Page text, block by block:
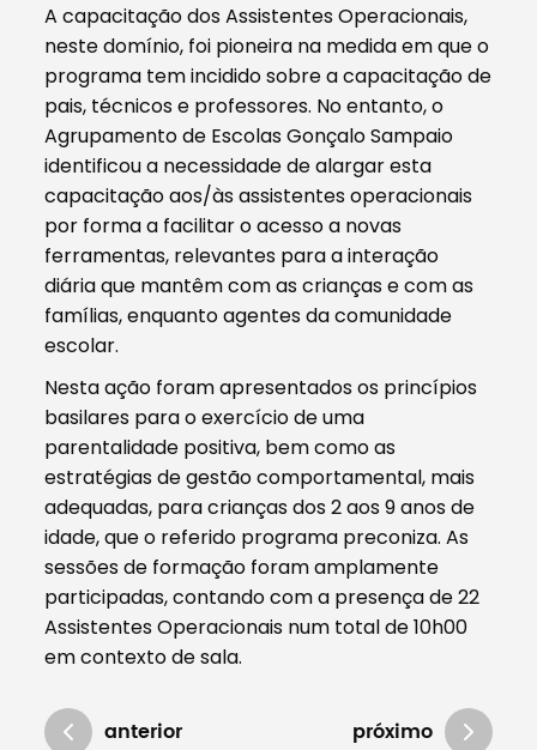
A capacitação dos Assistentes Operacionais,
neste domínio, foi pioneira na medida em que o
programa tem incidido sobre a capacitação de
pais, técnicos e professores. No entanto, o
Agrupamento de Escolas Gonçalo Sampaio
identificou a necessidade de alargar esta
capacitação aos/às assistentes operacionais
por forma a facilitar o acesso a novas
ferramentas, relevantes para a interação
diária que mantêm com as crianças e com as
famílias, enquanto agentes da comunidade
escolar.
Nesta ação foram apresentados os princípios
basilares para o exercício de uma
parentalidade positiva, bem como as
estratégias de gestão comportamental, mais
adequadas, para crianças dos 2 aos 9 anos de
idade, que o referido programa preconiza. As
sessões de formação foram amplamente
participadas, contando com a presença de 22
Assistentes Operacionais num total de 10h00
em contexto de sala.
anterior próximo